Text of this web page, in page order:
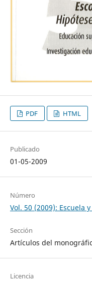
PDF HTML
Publicado
01-05-2009
Número
Vol. 50 (2009): Escuela
Sección
Artículos del
Licencia